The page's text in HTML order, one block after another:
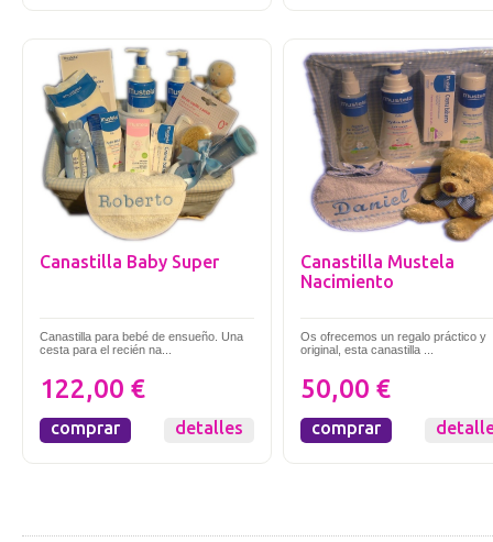
Canastilla Baby Super
Canastilla para bebé de ensueño. Una
cesta para el recién na...
122,00 €
comprar detalles
Canastilla Mustela
Nacimiento
Os ofrecemos un regalo práctico y
original, esta canastilla ...
50,00 €
comprar